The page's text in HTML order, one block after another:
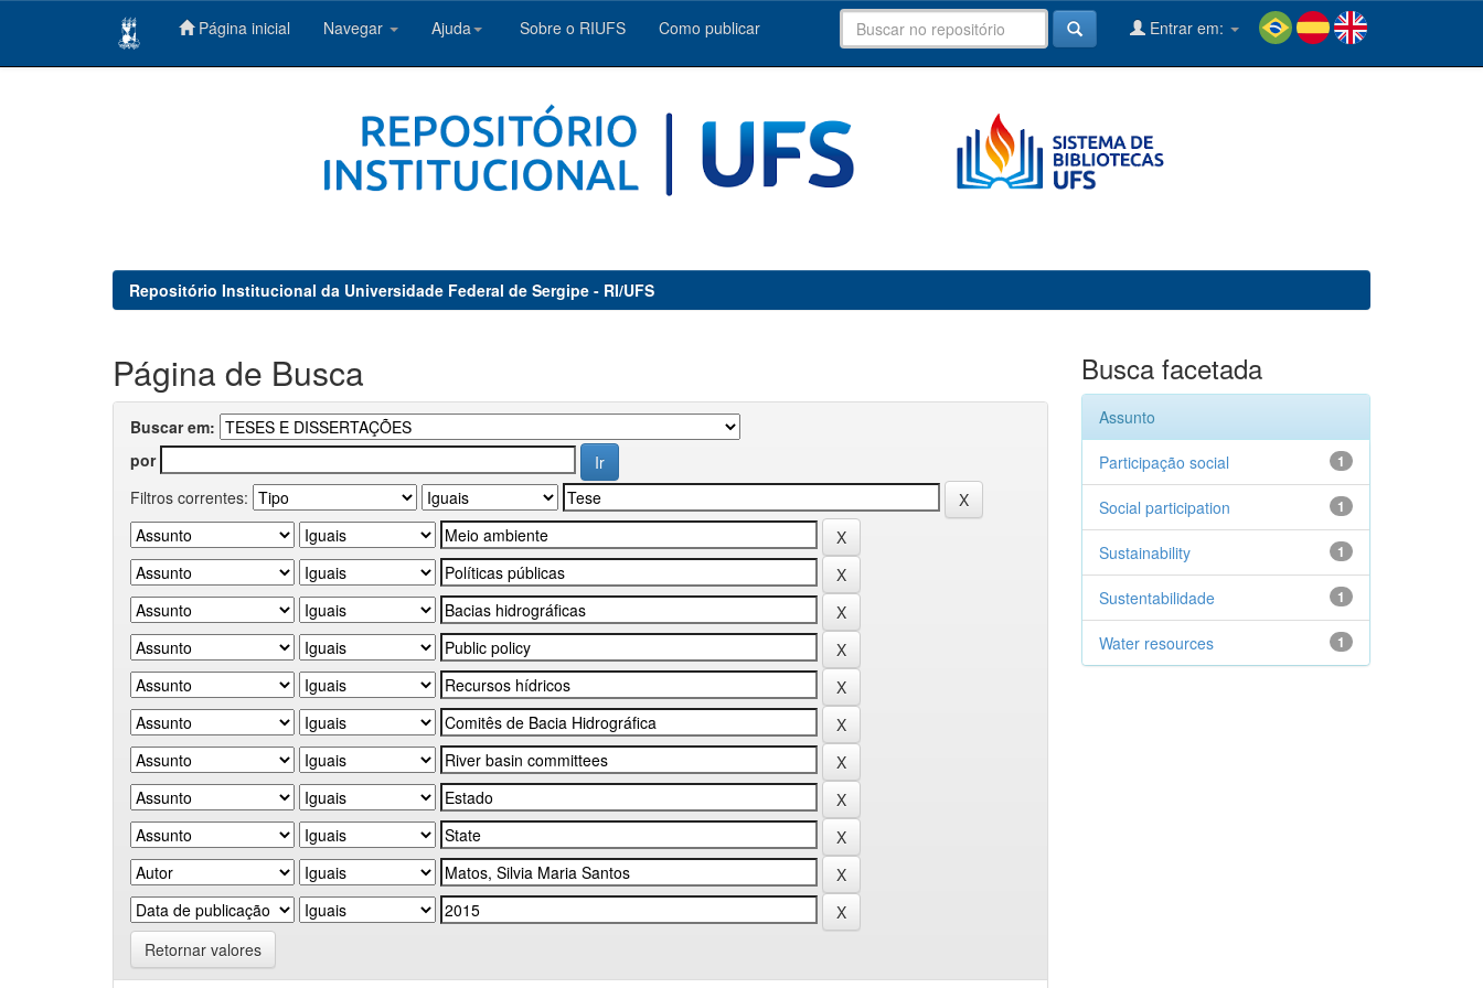
Página inicial Navegar Ajuda Sobre o RIUFS Como publicar Entrar em:
Repositório Institucional da Universidade Federal de Sergipe - RI/UFS
Página de Busca
Buscar em:
por
Filtros correntes:
Retornar valores
Busca facetada
Assunto
1
Participação social
1
Social participation
1
Sustainability
1
Sustentabilidade
1
Water resources